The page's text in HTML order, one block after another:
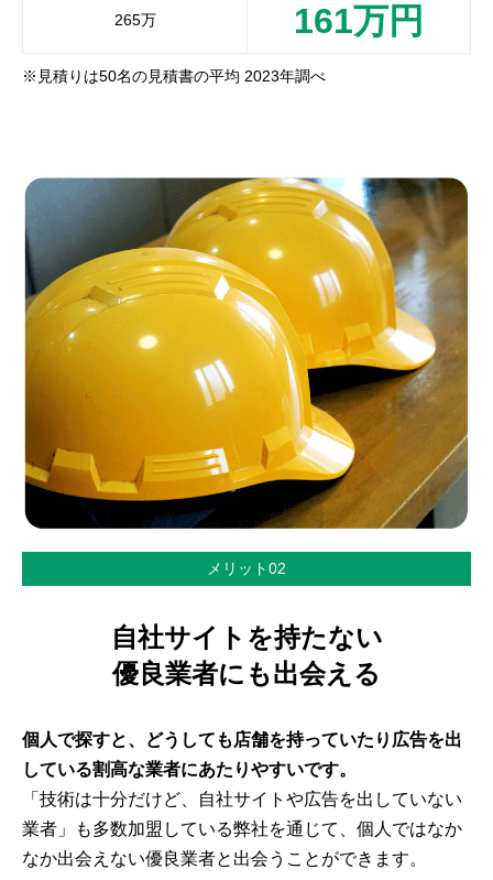
265万 161万円
※見積りは50名の見積書の平均 2023年調べ
メリット02
自社サイトを持たない
優良業者にも出会える
個人で探すと、どうしても店舗を持っていたり広告を出
している割高な業者にあたりやすいです。
「技術は十分だけど、自社サイトや広告を出していない
業者」も多数加盟している弊社を通じて、個人ではなか
なか出会えない優良業者と出会うことができます。